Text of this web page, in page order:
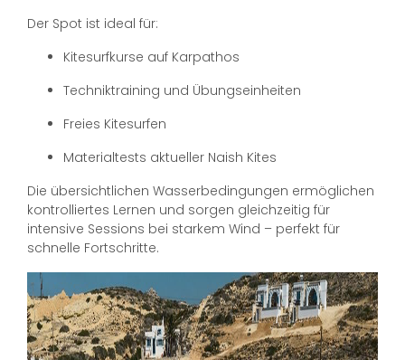
Der Spot ist ideal für:
Kitesurfkurse auf Karpathos
Techniktraining und Übungseinheiten
Freies Kitesurfen
Materialtests aktueller Naish Kites
Die übersichtlichen Wasserbedingungen ermöglichen
kontrolliertes Lernen und sorgen gleichzeitig für
intensive Sessions bei starkem Wind – perfekt für
schnelle Fortschritte.